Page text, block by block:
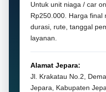
Untuk unit niaga / car
Rp250.000. Harga final
durasi, rute, tanggal
layanan.
Alamat Jepara:
Jl. Krakatau No.2,
Jepara, Kabupaten